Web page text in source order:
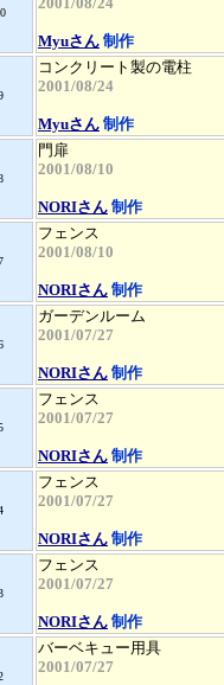
Myuさん 制作
コンクリート製の電柱
2001/08/24
Myuさん 制作
門扉
2001/08/10
NORIさん 制作
フェンス
2001/08/10
NORIさん 制作
ガーデンルーム
2001/07/27
NORIさん 制作
フェンス
2001/07/27
NORIさん 制作
フェンス
2001/07/27
NORIさん 制作
フェンス
2001/07/27
NORIさん 制作
バーベキュー用具
2001/07/27